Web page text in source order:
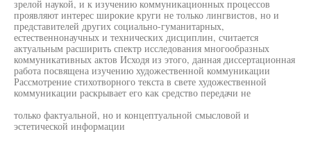
зрелой наукой, и к изучению коммуникационных процессов
проявляют интерес широкие круги не только лингвистов, но и
представителей других социально-гуманитарных,
естественнонаучных и технических дисциплин, считается
актуальным расширить спектр исследования многообразных
коммуникативных актов Исходя из этого, данная диссертационная
работа посвящена изучению художественной коммуникации
Рассмотрение стихотворного текста в свете художественной
коммуникации раскрывает его как средство передачи не
только фактуальной, но и концептуальной смысловой и
эстетической информации